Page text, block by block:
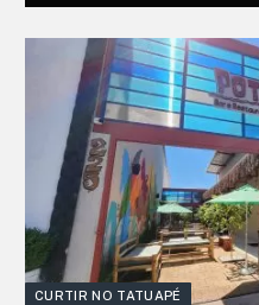
CURTIR NO TATUAPÉ